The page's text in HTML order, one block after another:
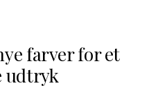
farver for et
udtryk